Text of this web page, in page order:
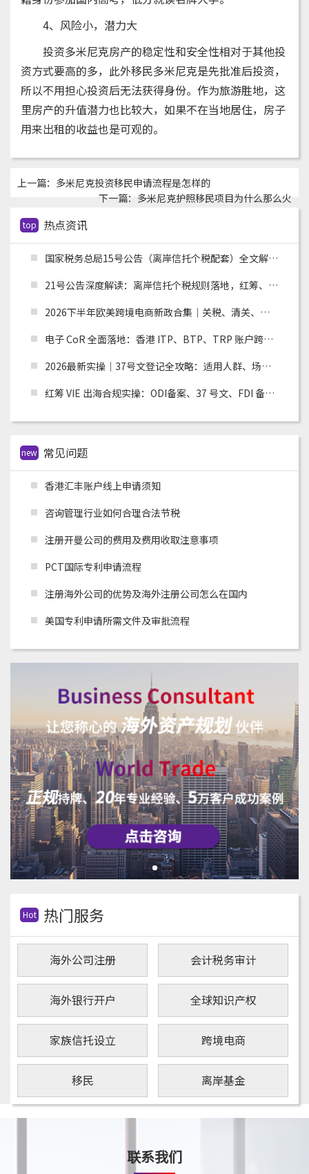
4、风险小，潜力大
投资多米尼克房产的稳定性和安全性相对于其他投
资方式要高的多，此外移民多米尼克是先批准后投资，
所以不用担心投资后无法获得身份。作为旅游胜地，这
里房产的升值潜力也比较大，如果不在当地居住，房子
用来出租的收益也是可观的。
上一篇： 多米尼克投资移民申请流程是怎样的
下一篇： 多米尼克护照移民项目为什么那么火
top 热点资讯
国家税务总局15号公告（离岸信托个税配套）全文解读：申报主体、时间节点、追溯资料与跨境架构整改
21号公告深度解读：离岸信托个税规则落地，红筹、高净值架构迎来重大合规变革
2026下半年欧美跨境电商新政合集｜关税、清关、环保合规全面收紧，卖家如何应对？
电子 CoR 全面落地：香港 ITP、BTP、TRP 账户跨境税务合规实操指南
2026最新实操｜37号文登记全攻略：适用人群、场景、流程及材料清单
红筹 VIE 出海合规实操：ODI备案、37 号文、FDI 备案适用场景全解析
new 常见问题
香港汇丰账户线上申请须知
咨询管理行业如何合理合法节税
注册开曼公司的费用及费用收取注意事项
PCT国际专利申请流程
注册海外公司的优势及海外注册公司怎么在国内
美国专利申请所需文件及审批流程
Hot 热门服务
海外公司注册 会计税务审计
海外银行开户 全球知识产权
家族信托设立 跨境电商
移民 离岸基金
联系我们